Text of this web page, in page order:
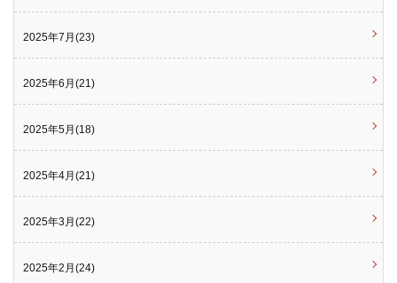
2025年7月(23)
2025年6月(21)
2025年5月(18)
2025年4月(21)
2025年3月(22)
2025年2月(24)